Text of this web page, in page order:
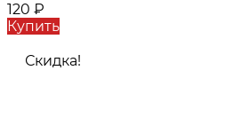
120 ₽
Купить
Скидка!